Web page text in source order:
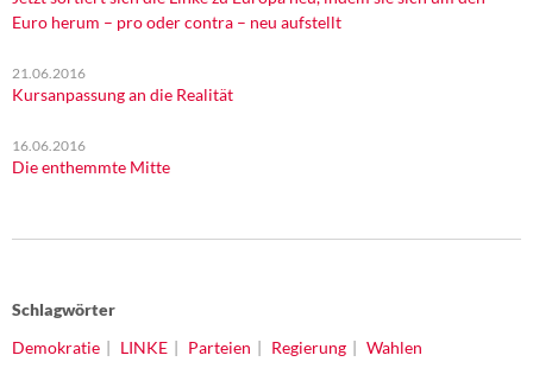
Euro herum – pro oder contra – neu aufstellt
21.06.2016
Kursanpassung an die Realität
16.06.2016
Die enthemmte Mitte
Schlagwörter
Demokratie
LINKE Parteien Regierung Wahlen